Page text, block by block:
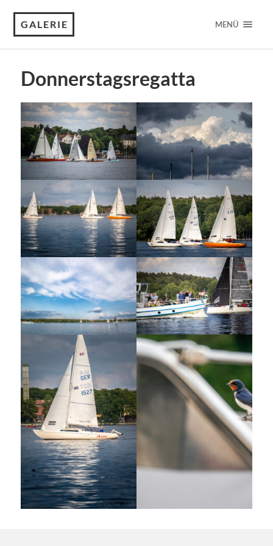
GALERIE MENÜ
Donnerstagsregatta